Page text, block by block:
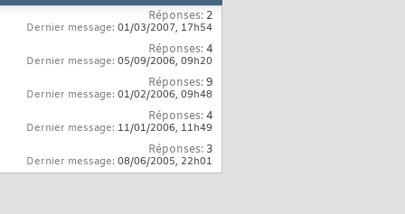
Réponses: 2
Dernier message: 01/03/2007, 17h54
Réponses:4
Dernier message: 05/09/2006, 09h20
Réponses:9
Dernier message: 01/02/2006, 09h48
Réponses:4
Dernier message: 11/01/2006, 11h49
Réponses: 3
Dernier message: 08/06/2005, 22h01